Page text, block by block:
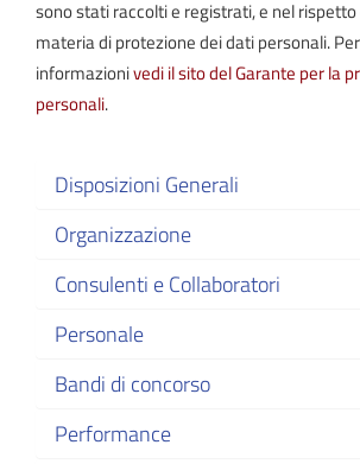
sono stati raccolti e registrati, e nel
materia di protezione dei dati personali.
informazionivedi il sito del Garante per la
personali.
Disposizioni Generali
Organizzazione
Consulenti e Collaboratori
Personale
Bandi di concorso
Performance